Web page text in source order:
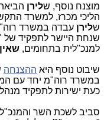
​מוצנח נוסף, שלירן
הליכי מכרז, למשרד
שלירן עבדה במשרד
שנחת היישר לתפקיד של
למנכ"לית בתחומים,
שיבוט נוסף היא ההצנחה
במשרד רוה"מ יחד עם
כעת ישירות לתפקיד
סביב לשכת השר